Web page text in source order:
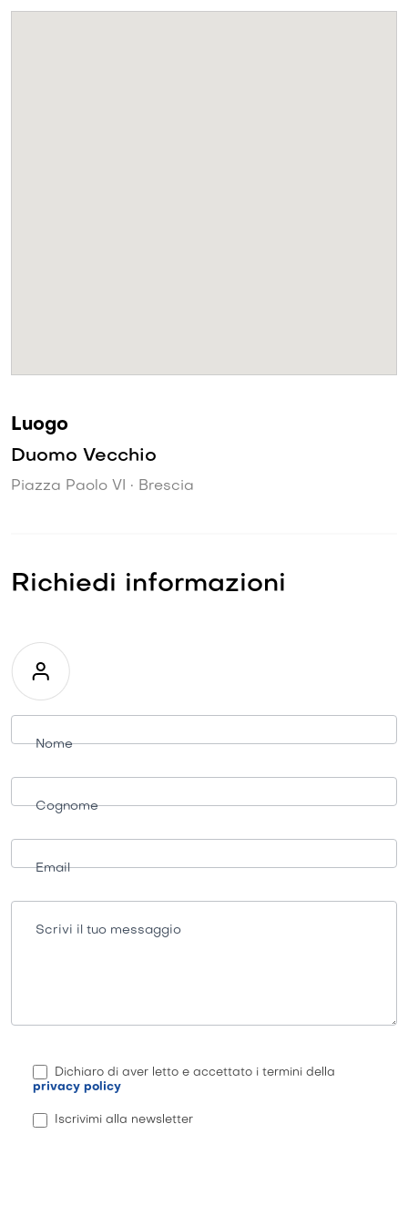
Luogo
Duomo Vecchio
Piazza Paolo VI • Brescia
Richiedi informazioni
Richiesta
informazioni
Nome
Cognome
Email
Scrivi il tuo messaggio
Dichiaro di aver letto e accettato i termini della
privacy policy
Iscrivimi alla newsletter